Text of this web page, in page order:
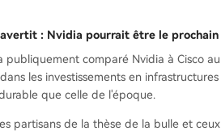
: Nvidia pourrait être le prochain
publiquement comparé Nvidia à Cisco
les investissements en
que celle de l'époque.
partisans de la thèse de la bulle et